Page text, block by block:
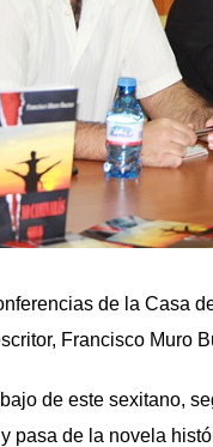
de la Casa
Francisco Muro
de este sexitano,
pasa de la novela